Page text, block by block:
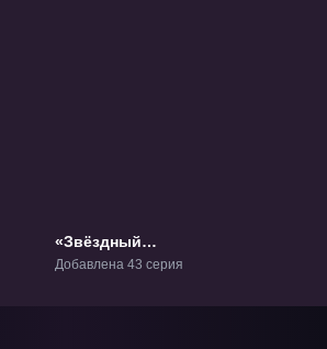
«Звёздный
властелин 2» ТВ-2
Добавлена 43 серия